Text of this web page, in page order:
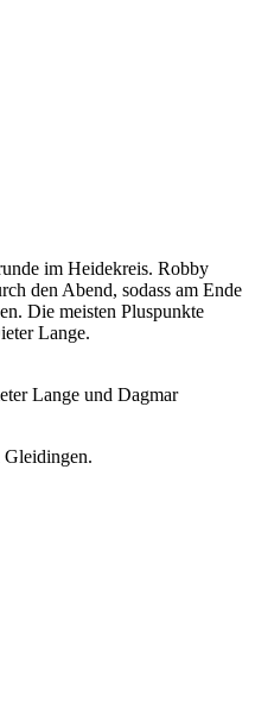
im Heidekreis. Robby
den Abend, sodass am Ende
Die meisten Pluspunkte
Lange.
Lange und Dagmar
Gleidingen.